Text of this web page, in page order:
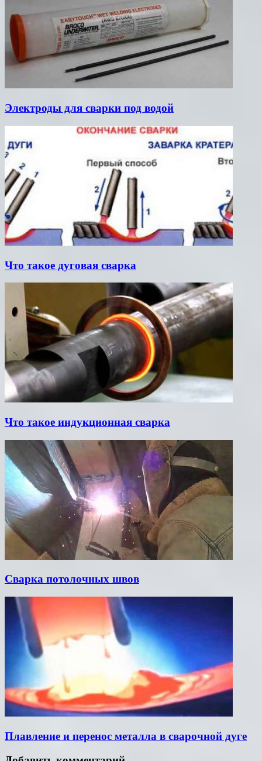
Электроды для сварки под водой
Что такое дуговая сварка
Что такое индукционная сварка
Сварка потолочных швов
Плавление и перенос металла в сварочной дуге